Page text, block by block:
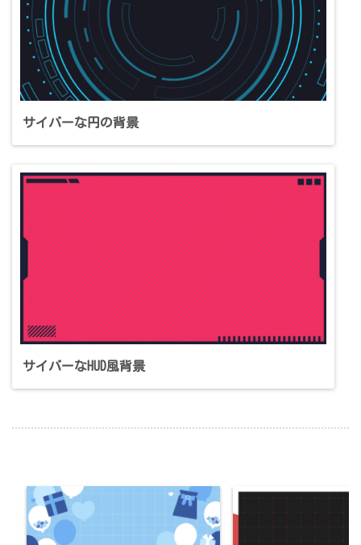
サイバーな円の背景
サイバーなHUD風背景